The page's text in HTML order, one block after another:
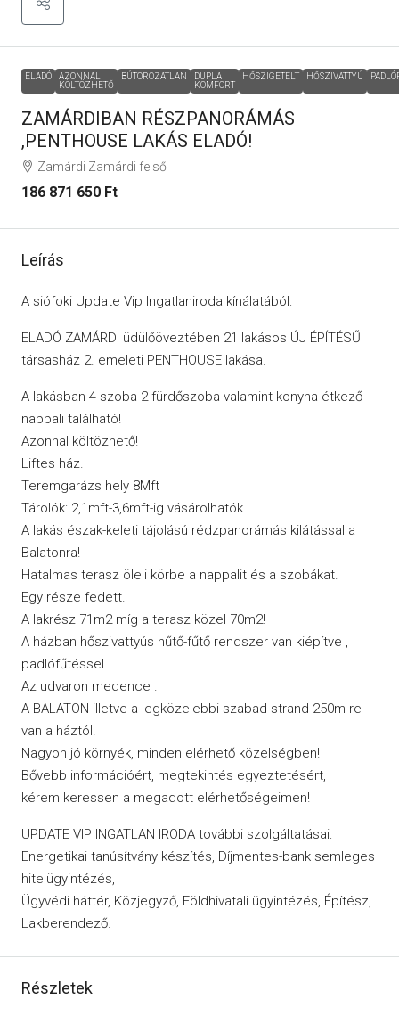
ELADÓ
AZONNAL
KÖLTÖZHETŐ
BÚTOROZATLAN
DUPLA
KOMFORT
HŐSZIGETELT HŐSZIVATTYÚ
ZAMÁRDIBAN RÉSZPANORÁMÁS
,PENTHOUSE LAKÁS ELADÓ!
Zamárdi Zamárdi felső
186 871 650 Ft
Leírás
A siófoki Update Vip Ingatlaniroda kínálatából:
ELADÓ ZAMÁRDI üdülőöveztében 21 lakásos ÚJ ÉPÍTÉSŰ
társasház 2. emeleti PENTHOUSE lakása.
A lakásban 4 szoba 2 fürdőszoba valamint konyha-étkező-
nappali található!
Azonnal költözhető!
Liftes ház.
Teremgarázs hely 8Mft
Tárolók: 2,1mft-3,6mft-ig vásárolhatók.
A lakás észak-keleti tájolású rédzpanorámás kilátással a
Balatonra!
Hatalmas terasz öleli körbe a nappalit és a szobákat.
Egy része fedett.
A lakrész 71m2 míg a terasz közel 70m2!
A házban hőszivattyús hűtő-fűtő rendszer van kiépítve ,
padlófűtéssel.
Az udvaron medence .
A BALATON illetve a legközelebbi szabad strand 250m-re
van a háztól!
Nagyon jó környék, minden elérhető közelségben!
Bővebb információért, megtekintés egyeztetésért,
kérem keressen a megadott elérhetőségeimen!
UPDATE VIP INGATLAN IRODA további szolgáltatásai:
Energetikai tanúsítvány készítés, Díjmentes-bank semleges
hitelügyintézés,
Ügyvédi háttér, Közjegyző, Földhivatali ügyintézés, Építész,
Lakberendező.
Részletek